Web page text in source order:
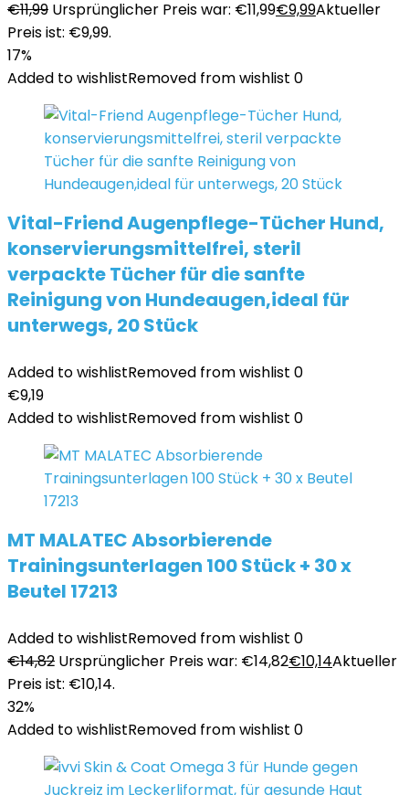
€11,99 Ursprünglicher Preis war: €11,99€9,99Aktueller
Preis ist: €9,99.
17%
Added to wishlistRemoved from wishlist 0
Vital-Friend Augenpflege-Tücher Hund,
konservierungsmittelfrei, steril
verpackte Tücher für die sanfte
Reinigung von Hundeaugen,ideal für
unterwegs, 20 Stück
Added to wishlistRemoved from wishlist 0
€9,19
Added to wishlistRemoved from wishlist 0
MT MALATEC Absorbierende
Trainingsunterlagen 100 Stück + 30 x
Beutel 17213
Added to wishlistRemoved from wishlist 0
€14,82 Ursprünglicher Preis war: €14,82€10,14Aktueller
Preis ist: €10,14.
32%
Added to wishlistRemoved from wishlist 0